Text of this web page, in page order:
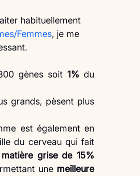
Femmes, je me
gènes soit 1% du
grands, pèsent plus
est également en
du cerveau qui fait
matière grise de 15%
une meilleure